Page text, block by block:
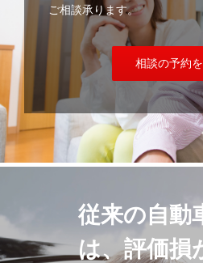
ご相談承ります。
相談の予約
従来の自動
は、評価損